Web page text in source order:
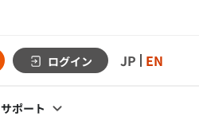
ログイン JP EN
サポート